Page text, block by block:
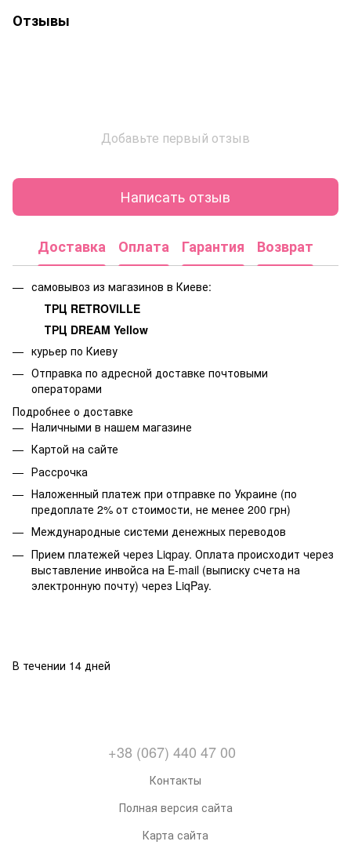
Отзывы
Добавьте первый отзыв
Написать отзыв
Доставка Оплата Гарантия Возврат
самовывоз из магазинов в Киеве:
ТРЦ RETROVILLE
ТРЦ DREAM Yellow
курьер по Киеву
Отправка по адресной доставке почтовыми
операторами
Подробнее о доставке
Наличными в нашем магазине
Картой на сайте
Рассрочка
Наложенный платеж при отправке по Украине (по
предоплате 2% от стоимости, не менее 200 грн)
Международные системи денежных переводов
Прием платежей через Liqpay. Оплата происходит через
выставление инвойса на E-mail (выписку счета на
электронную почту) через LiqPay.
В течении 14 дней
+38 (067) 440 47 00
Контакты
Полная версия сайта
Карта сайта